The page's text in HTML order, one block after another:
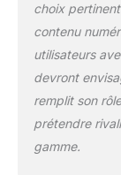
boîtes
Équipé
vous
choix
contenu
utilisateurs
devront
remplit son
prétendre
gamme.